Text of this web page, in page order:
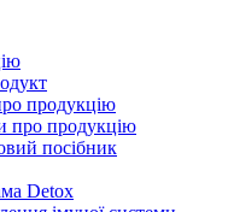
продукцію
про продукцію
посібник
Detox